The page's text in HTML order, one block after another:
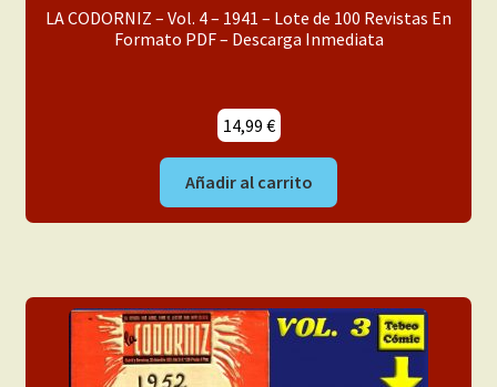
LA CODORNIZ – Vol. 4 – 1941 – Lote de 100 Revistas En
Formato PDF – Descarga Inmediata
14,99 €
Añadir al carrito